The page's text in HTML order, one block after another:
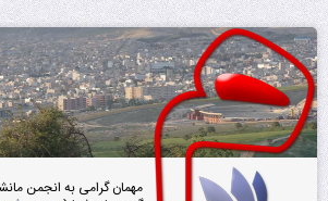
مهمان گرامی به انجمن